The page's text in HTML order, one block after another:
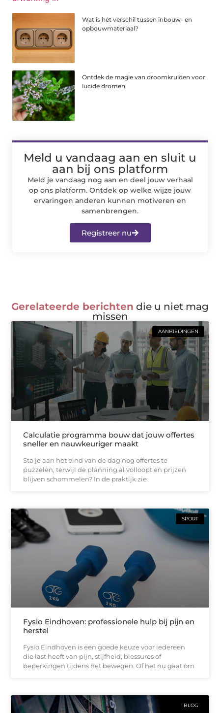
Wat is het verschil tussen inbouw- en
opbouwmateriaal?
Ontdek de magie van droomkruiden voor
lucide dromen
Meld u vandaag aan en sluit u
aan bij ons platform
Meld je vandaag nog aan en deel jouw verhaal
op ons platform. Ontdek op welke wijze jouw
ervaringen anderen kunnen motiveren en
samenbrengen.
Registreer nu
Gerelateerde berichten die u niet mag
missen
AANBIEDINGEN
Calculatie programma bouw dat jouw offertes
sneller en nauwkeuriger maakt
Sta je aan het eind van de dag nog offertes te
puzzelen, terwijl de planning al volloopt en prijzen
blijven schommelen? In de praktijk zie
SPORT
Fysio Eindhoven: professionele hulp bij pijn en
herstel
Fysio Eindhoven is een goede keuze voor iedereen
die last heeft van pijn, stijfheid, blessures of
beperkingen tijdens het bewegen. Of het nu gaat om
BLOG